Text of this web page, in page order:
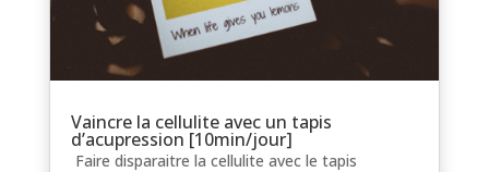
Vaincre la cellulite avec un tapis
d’acupression [10min/jour]
Faire disparaitre la cellulite avec le tapis